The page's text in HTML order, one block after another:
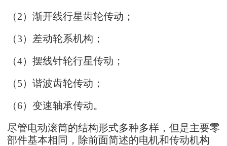
（2）渐开线行星齿轮传动；
（3）差动轮系机构；
（4）摆线针轮行星传动；
（5）谐波齿轮传动；
（6）变速轴承传动。
尽管电动滚筒的结构形式多种多样，但是主要零
部件基本相同，除前面简述的电机和传动机构